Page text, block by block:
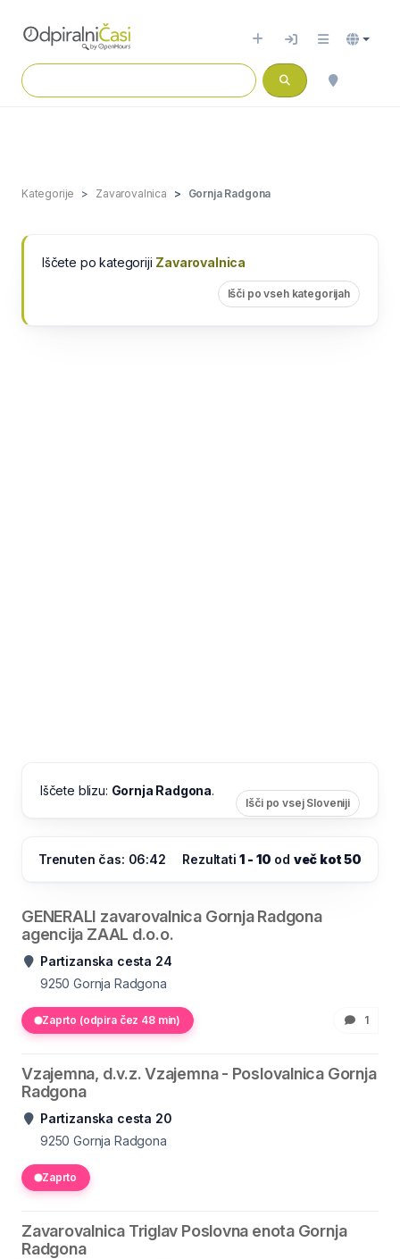
Kategorije Zavarovalnica Gornja Radgona
Iščete po kategoriji Zavarovalnica
Išči po vseh kategorijah
Iščete blizu: Gornja Radgona.
Išči po vsej Sloveniji
Trenuten čas: 06:42 Rezultati1 - 10 od več kot 50
GENERALI zavarovalnica Gornja Radgona
agencija ZAAL d.o.o.
Partizanska cesta 24
9250 Gornja Radgona
Zaprto (odpira čez 48 min) 1
Vzajemna, d.v.z. Vzajemna - Poslovalnica Gornja
Radgona
Partizanska cesta 20
9250 Gornja Radgona
Zaprto
Zavarovalnica Triglav Poslovna enota Gornja
Radgona